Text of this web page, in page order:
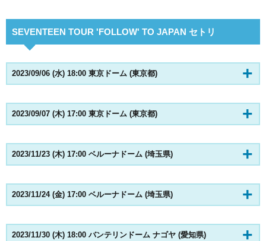
SEVENTEEN TOUR 'FOLLOW' TO JAPAN セトリ
2023/09/06 (水) 18:00 東京ドーム (東京都)
2023/09/07 (木) 17:00 東京ドーム (東京都)
2023/11/23 (木) 17:00 ベルーナドーム (埼玉県)
2023/11/24 (金) 17:00 ベルーナドーム (埼玉県)
2023/11/30 (木) 18:00 バンテリンドーム ナゴヤ (愛知県)